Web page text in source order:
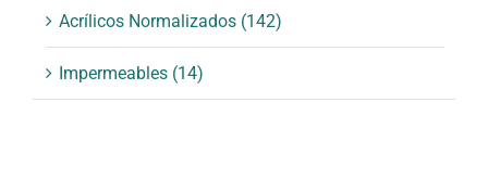
Acrílicos Normalizados (142)
Impermeables (14)